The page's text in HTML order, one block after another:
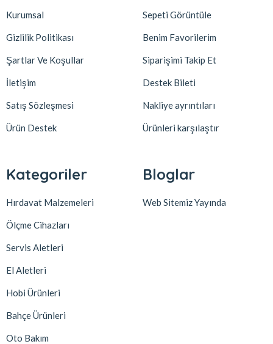
Kurumsal
Gizlilik Politikası
Şartlar Ve Koşullar
İletişim
Satış Sözleşmesi
Ürün Destek
Sepeti Görüntüle
Benim Favorilerim
Siparişimi Takip Et
Destek Bileti
Nakliye ayrıntıları
Ürünleri karşılaştır
Kategoriler
Hırdavat Malzemeleri
Ölçme Cihazları
Servis Aletleri
El Aletleri
Hobi Ürünleri
Bahçe Ürünleri
Oto Bakım
Bloglar
Web Sitemiz Yayında